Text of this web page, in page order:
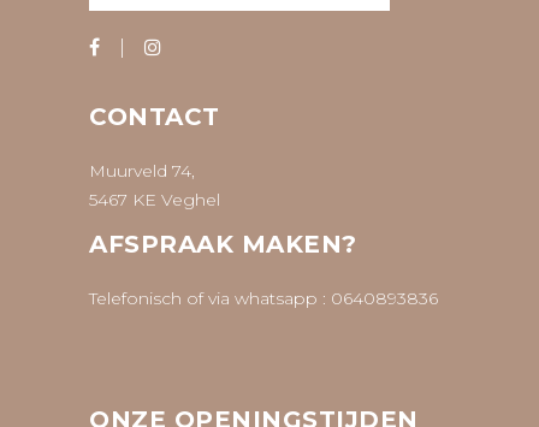
CONTACT
Muurveld 74,
5467 KE Veghel
AFSPRAAK MAKEN?
Telefonisch of via whatsapp : 0640893836
ONZE OPENINGSTIJDEN